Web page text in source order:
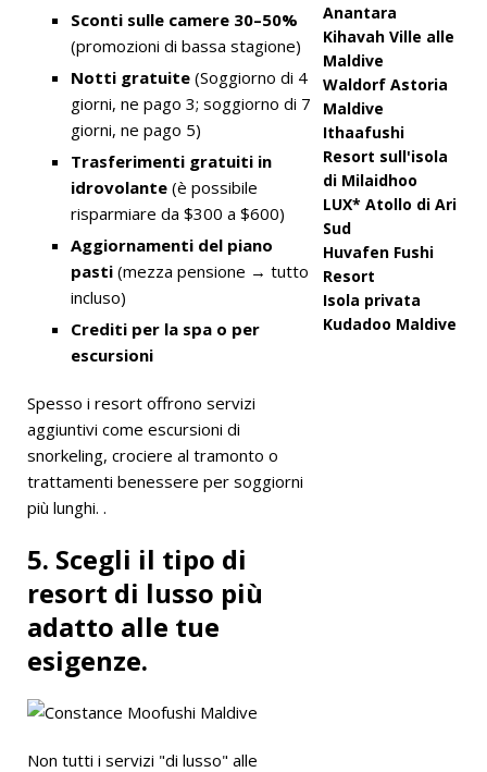
Sconti sulle camere 30–50%
(promozioni di bassa stagione)
Notti gratuite (Soggiorno di 4
giorni, ne pago 3; soggiorno di 7
giorni, ne pago 5)
Trasferimenti gratuiti in
idrovolante (è possibile
risparmiare da $300 a $600)
Aggiornamenti del piano
pasti (mezza pensione → tutto
incluso)
Crediti per la spa o per
escursioni
Spesso i resort offrono servizi
aggiuntivi come escursioni di
snorkeling, crociere al tramonto o
trattamenti benessere per soggiorni
più lunghi. .
5. Scegli il tipo di
resort di lusso più
adatto alle tue
esigenze.
Non tutti i servizi "di lusso" alle
Anantara
Kihavah Ville alle
Maldive
Waldorf Astoria
Maldive
Ithaafushi
Resort sull'isola
di Milaidhoo
LUX* Atollo di Ari
Sud
Huvafen Fushi
Resort
Isola privata
Kudadoo Maldive